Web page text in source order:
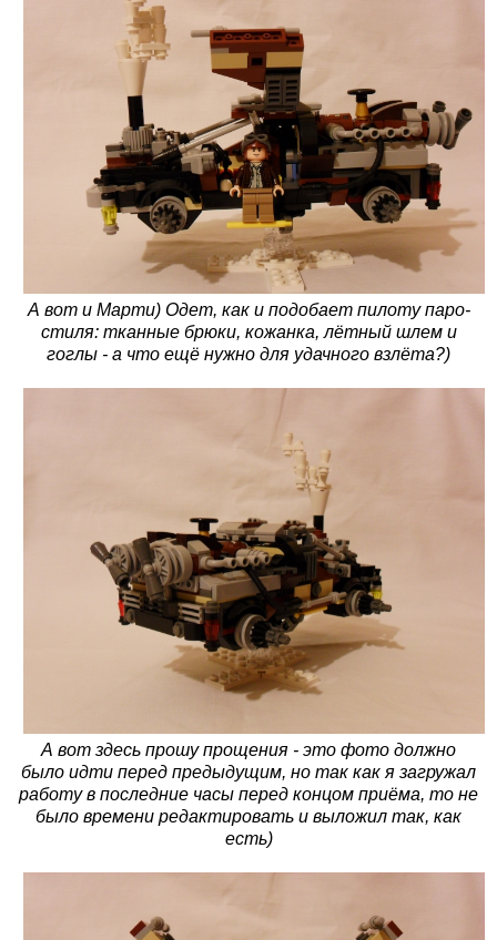
А вот и Марти) Одет, как и подобает пилоту паро-
стиля: тканные брюки, кожанка, лётный шлем и
гоглы - а что ещё нужно для удачного взлёта?)
А вот здесь прошу прощения - это фото должно
было идти перед предыдущим, но так как я загружал
работу в последние часы перед концом приёма, то не
было времени редактировать и выложил так, как
есть)